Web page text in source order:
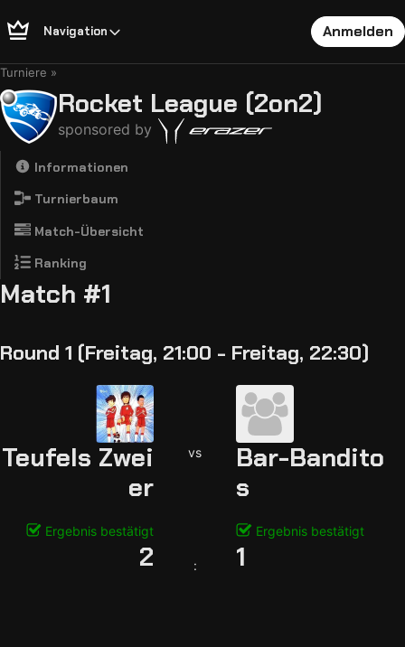
Navigation Anmelden
Turniere
Rocket League (2on2)
sponsored by
Informationen
Turnierbaum
Match-Übersicht
Ranking
Match #1
Round 1 (Freitag, 21:00 - Freitag, 22:30)
Teufels Zwei
er
vs
Bar-Bandito
s
Ergebnis bestätigt Ergebnis bestätigt
2 : 1